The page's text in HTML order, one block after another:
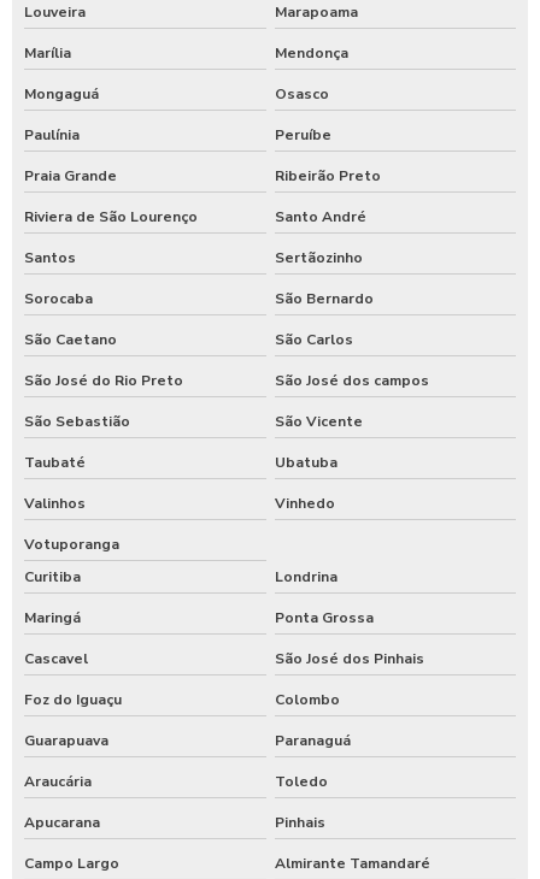
Louveira Marapoama
Marília Mendonça
Mongaguá Osasco
Paulínia Peruíbe
Praia Grande Ribeirão Preto
Riviera de São Lourenço Santo André
Santos Sertãozinho
Sorocaba São Bernardo
São Caetano São Carlos
São José do Rio Preto São José dos campos
São Sebastião São Vicente
Taubaté Ubatuba
Valinhos Vinhedo
Votuporanga
Curitiba
Londrina
Maringá Ponta Grossa
Cascavel São José dos Pinhais
Foz do Iguaçu Colombo
Guarapuava Paranaguá
Araucária Toledo
Apucarana Pinhais
Campo Largo Almirante Tamandaré